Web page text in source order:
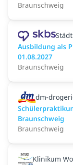
Braunschweig
Ausbildung als
01.08.2027
Braunschweig
dm-
Braunschweig
Braunschweig
Klinikum